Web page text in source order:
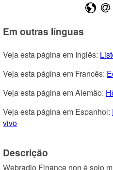
Em outras línguas
Veja esta página em Inglês:
Veja esta página em Francês:
Veja esta página em Alemão:
Veja esta página em Espanhol:
vivo
Descrição
Webradio Finance non è solo